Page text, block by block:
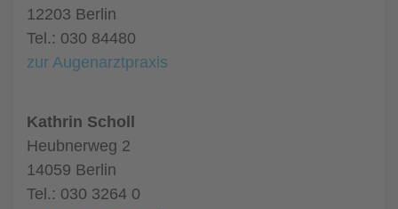
12203 Berlin
Tel.: 030 84480
zur Augenarztpraxis
Kathrin Scholl
Heubnerweg 2
14059 Berlin
Tel.: 030 3264 0